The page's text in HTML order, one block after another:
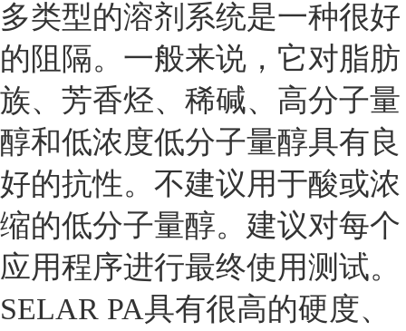
多类型的溶剂系统是一种很好
的阻隔。一般来说，它对脂肪
族、芳香烃、稀碱、高分子量
醇和低浓度低分子量醇具有良
好的抗性。不建议用于酸或浓
缩的低分子量醇。建议对每个
应用程序进行最终使用测试。
SELAR PA具有很高的硬度、